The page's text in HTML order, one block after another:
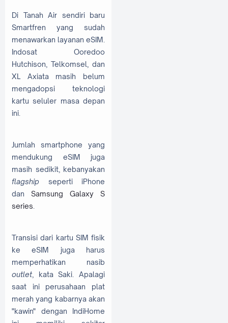
Di Tanah Air sendiri baru
Smartfren yang sudah
menawarkan layanan eSIM.
Indosat Ooredoo
Hutchison, Telkomsel, dan
XL Axiata masih belum
mengadopsi teknologi
kartu seluler masa depan
ini.
Jumlah smartphone yang
mendukung eSIM juga
masih sedikit, kebanyakan
flagship seperti iPhone
dan Samsung Galaxy S
series
Transisi dari kartu SIM fisik
ke eSIM juga harus
memperhatikan nasib
outlet , kata Saki. Apalagi
saat ini perusahaan plat
merah yang kabarnya akan
"kawin" dengan IndiHome